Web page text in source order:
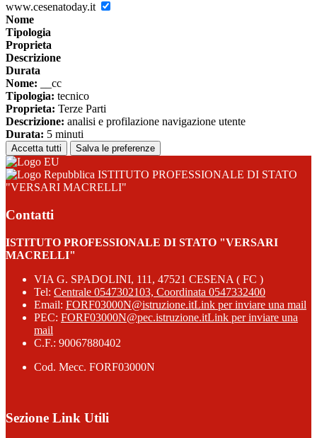
www.cesenatoday.it
Nome
Tipologia
Proprieta
Descrizione
Durata
Nome: __cc
Tipologia: tecnico
Proprieta: Terze Parti
Descrizione: analisi e profilazione navigazione utente
Durata: 5 minuti
Accetta tutti Salva le preferenze
ISTITUTO PROFESSIONALE DI STATO
"VERSARI MACRELLI"
Contatti
ISTITUTO PROFESSIONALE DI STATO "VERSARI
MACRELLI"
VIA G. SPADOLINI, 111, 47521 CESENA ( FC )
Tel: Centrale 0547302103, Coordinata 0547332400
Email: FORF03000N@istruzione.itLink per inviare una mail
PEC: FORF03000N@pec.istruzione.itLink per inviare una
mail
C.F.: 90067880402
Cod. Mecc. FORF03000N
Sezione Link Utili